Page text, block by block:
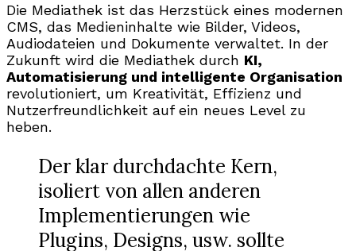
Die Mediathek ist das Herzstück eines modernen
CMS, das Medieninhalte wie Bilder, Videos,
Audiodateien und Dokumente verwaltet. In der
Zukunft wird die Mediathek durch KI,
Automatisierung und intelligente Organisation
revolutioniert, um Kreativität, Effizienz und
Nutzerfreundlichkeit auf ein neues Level zu
heben.
Der klar durchdachte Kern,
isoliert von allen anderen
Implementierungen wie
Plugins, Designs, usw. sollte